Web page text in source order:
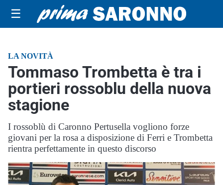
☰
LA NOVITÀ
Tommaso Trombetta è tra i
portieri rossoblu della nuova
stagione
I rossoblù di Caronno Pertusella vogliono forze
giovani per la rosa a disposizione di Ferri e Trombetta
rientra perfettamente in questo discorso